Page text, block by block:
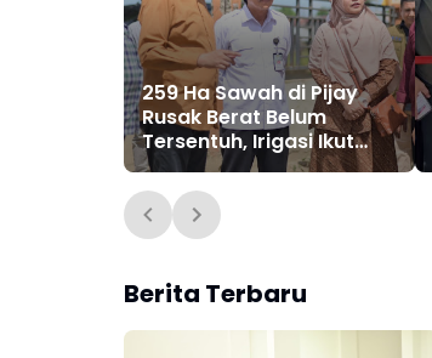
259 Ha Sawah di Pijay
Rusak Berat Belum
Tersentuh, Irigasi Ikut
Lumpuh
Berita Terbaru